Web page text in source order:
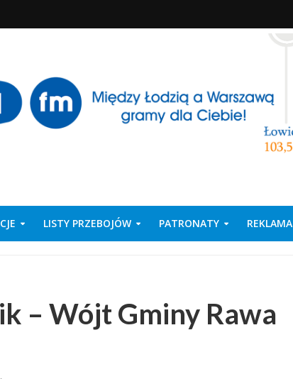
LISTY PRZEBOJÓW PATRONATY REKLAMA
– Wójt Gminy Rawa